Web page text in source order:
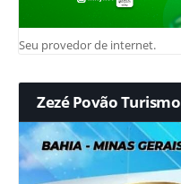
Seu provedor de internet.
Zezé Povão Turismo